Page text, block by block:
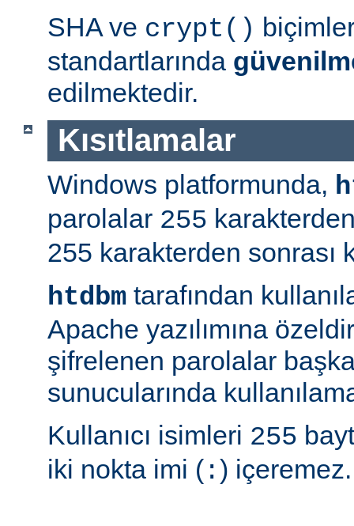
SHA ve crypt()
standartlarında
edilmektedir.
Kısıtlamalar
Windows platformunda,
parolalar 255
255 karakterden sonrası
htdbm tarafından
Apache yazılımına
şifrelenen parolalar
sunucularında
Kullanıcı isimleri 255
iki nokta imi ( :) içeremez.